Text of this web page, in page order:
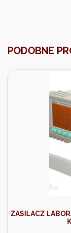
PODOBNE
ZASILACZ